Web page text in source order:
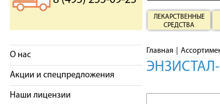
ЛЕКАРСТВЕННЫЕ
СРЕДСТВА
О нас
Акции и спецпредложения
Наши лицензии
Главная